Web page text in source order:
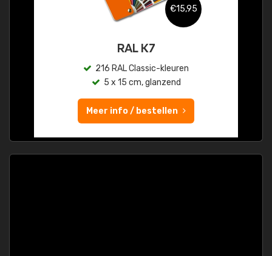
€15,95
RAL K7
216 RAL Classic-kleuren
5 x 15 cm, glanzend
Meer info / bestellen